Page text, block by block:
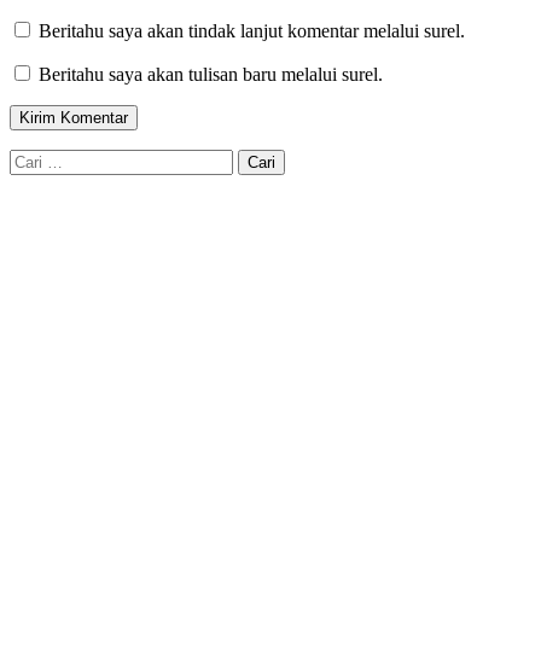
Beritahu saya akan tindak lanjut komentar melalui surel.
Beritahu saya akan tulisan baru melalui surel.
Cari
untuk: